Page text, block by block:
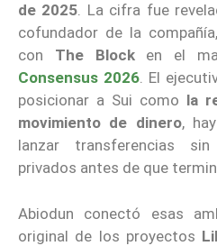
de 2025. La cifra fue
cofundador de la
con The Blocken el
Consensus 2026. El
posicionar a Sui como la
movimiento de dinero,
lanzar transferencias
privados antes de que
Abiodun conectó esas
original de los proyectos